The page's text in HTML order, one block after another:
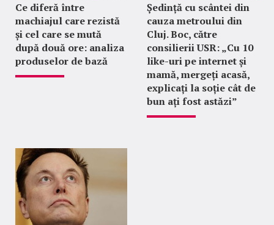
Ce diferă între
machiajul care rezistă
și cel care se mută
după două ore: analiza
produselor de bază
Ședință cu scântei din
cauza metroului din
Cluj. Boc, către
consilierii USR: „Cu 10
like-uri pe internet și
mamă, mergeți acasă,
explicați la soție cât de
bun ați fost astăzi”